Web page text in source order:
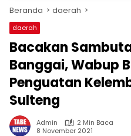
Beranda daerah
daerah
Bacakan
Banggai, Wabup
Penguatan
Sulteng
Admin
2 Min Baca
8 November 2021